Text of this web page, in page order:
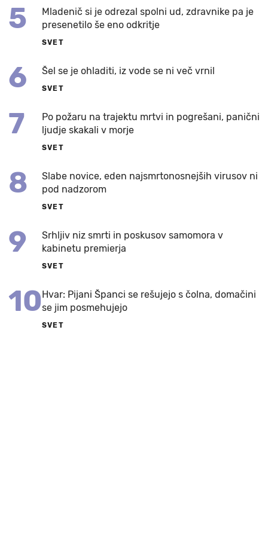
5
Mladenič si je odrezal spolni ud, zdravnike pa je
presenetilo še eno odkritje
SVET
6 Šel se je ohladiti, iz vode se ni več vrnil
SVET
7
Po požaru na trajektu mrtvi in pogrešani, panični
ljudje skakali v morje
SVET
8
Slabe novice, eden najsmrtonosnejših virusov ni
pod nadzorom
SVET
9
Srhljiv niz smrti in poskusov samomora v
kabinetu premierja
SVET
10Hvar: Pijani Španci se rešujejo s čolna, domačini
se jim posmehujejo
SVET